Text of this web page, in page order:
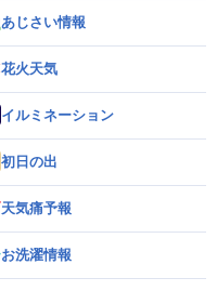
あじさい情報
花火天気
イルミネーション
初日の出
天気痛予報
お洗濯情報